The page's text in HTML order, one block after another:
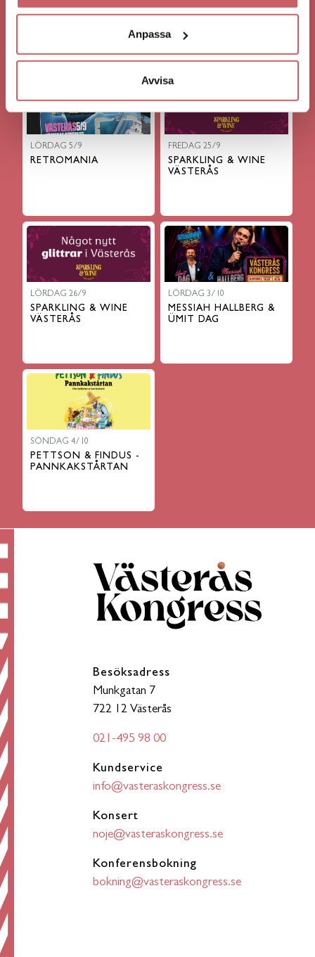
Anpassa
Avvisa
JULBORD & SHOW
HENRIK JÖNSSON, JAN
FLAM RÄDDAR SVERIGE
LÖRDAG 5/9
RETROMANIA
FREDAG 25/9
SPARKLING & WINE
VÄSTERÅS
LÖRDAG 26/9
SPARKLING & WINE
VÄSTERÅS
LÖRDAG 3/10
MESSIAH HALLBERG &
ÜMIT DAG
SÖNDAG 4/10
PETTSON & FINDUS -
PANNKAKSTÅRTAN
Besöksadress
Munkgatan 7
722 12 Västerås
021-495 98 00
Kundservice
info@vasteraskongress.se
Konsert
noje@vasteraskongress.se
Konferensbokning
bokning@vasteraskongress.se